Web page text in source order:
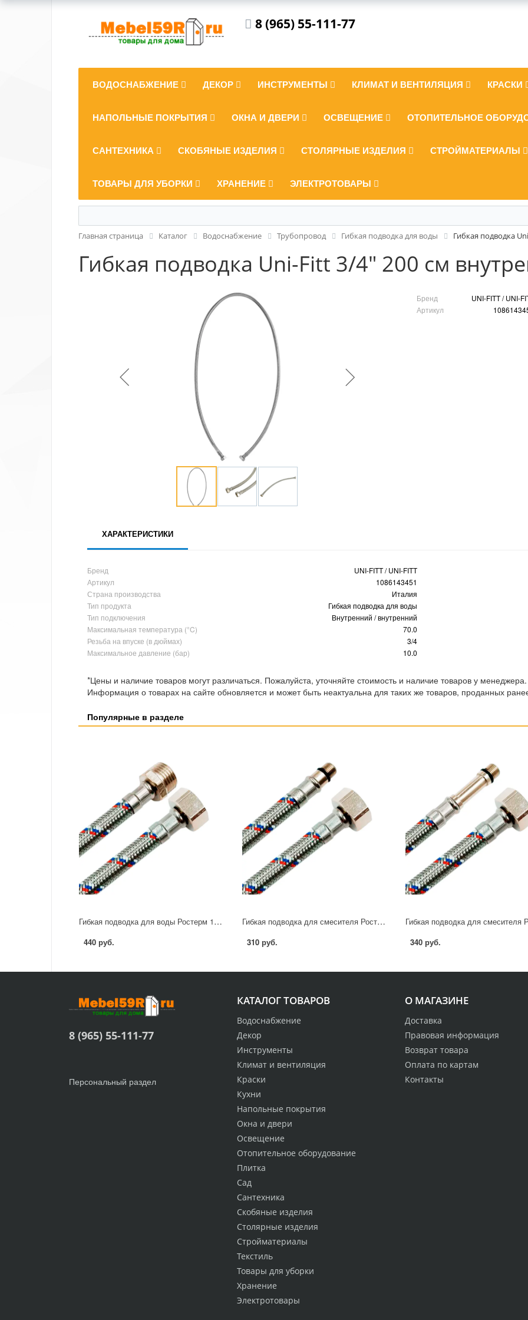
8 (965) 55-111-77
ВОДОСНАБЖЕНИЕ ДЕКОР ИНСТРУМЕНТЫ КЛИМАТ И ВЕНТИЛЯЦИЯ КРАСКИ
НАПОЛЬНЫЕ ПОКРЫТИЯ ОКНА И ДВЕРИ ОСВЕЩЕНИЕ ОТОПИТЕЛЬНОЕ
САНТЕХНИКА СКОБЯНЫЕ ИЗДЕЛИЯ СТОЛЯРНЫЕ ИЗДЕЛИЯ СТРОЙМАТЕРИАЛЫ
ТОВАРЫ ДЛЯ УБОРКИ ХРАНЕНИЕ ЭЛЕКТРОТОВАРЫ
Главная страница Каталог Водоснабжение Трубопровод Гибкая подводка для воды Гибкая подводка
Гибкая подводка Uni-Fitt 3/4" 200 см
Бренд
UNI-FITT / UNI-
Артикул
ХАРАКТЕРИСТИКИ
Бренд
UNI-FITT / UNI-FITT
Артикул
1086143451
Страна производства
Италия
Тип продукта
Гибкая подводка для воды
Тип подключения
Внутренний / внутренний
Максимальная температура (°C)
70.0
Резьба на впуске (в дюймах)
3/4
Максимальное давление (бар)
10.0
*Цены и наличие товаров могут различаться. Пожалуйста, уточняйте стоимость и наличие товаров у менеджера.
Информация о товарах на сайте обновляется и может быть неактуальна для таких же товаров, проданных
Популярные в разделе
Гибкая подводка для воды Ростерм 1/2" 60 см НР-ВР
440 руб.
Гибкая подводка для смесителя Ростерм 1/2" М10x15 40 см НР-ВР
310 руб. 340 руб.
О МАГАЗИНЕ
Доставка
Правовая информация
Возврат товара
Оплата по картам
Контакты
КАТАЛОГ ТОВАРОВ
Водоснабжение
Декор
Инструменты
Климат и вентиляция
Краски
Кухни
Напольные покрытия
Окна и двери
Освещение
Отопительное оборудование
Плитка
Сад
Сантехника
Скобяные изделия
Столярные изделия
Стройматериалы
Текстиль
Товары для уборки
Хранение
Электротовары
8 (965) 55-111-77
Персональный раздел